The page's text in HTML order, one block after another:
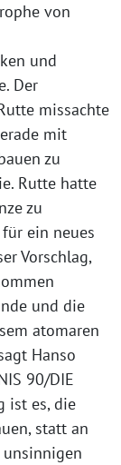
von
und
Der
missachte
mit
zu
Rutte hatte
zu
ein neues
Vorschlag,
und die
atomaren
Hanso
90/DIE
ist es, die
statt an